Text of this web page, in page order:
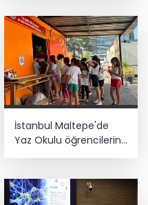
İstanbul Maltepe'de
Yaz Okulu öğrencilerine
afet bilinci